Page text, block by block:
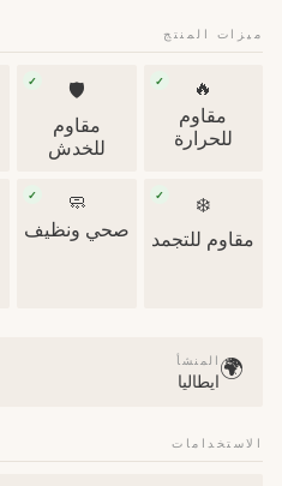
ميزات المنتج
🔥
✓
مقاوم
للحرارة
🛡
✓
مقاوم
للخدش
❄️
✓
مقاوم للتجمد
🧼
✓
صحي ونظيف
🌍 المنشأ
ايطاليا
الاستخدامات